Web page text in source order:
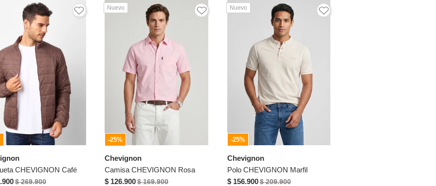
CHEVIGNON Café
$ 269.900
Nuevo
-25%
Chevignon
Camisa CHEVIGNON Rosa
$ 126.900$ 169.900
Nuevo
-25%
Chevignon
Polo CHEVIGNON Marfil
$ 156.900$ 209.900